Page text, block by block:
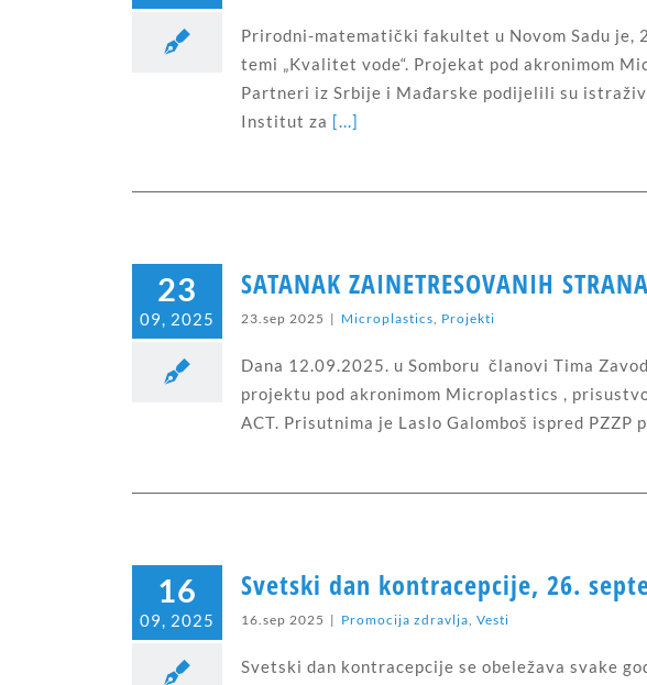
Prirodni-matematički fakultet u Novom Sadu je,
temi „Kvalitet vode“. Projekat pod akronimom
Partneri iz Srbije i Mađarske podijelili su
Institut za [...]
23
09, 2025
SATANAK ZAINETRESOVANIH
23.sep 2025 | Microplastics, Projekti
Dana 12.09.2025. u Somboru članovi Tima
projektu pod akronimom Microplastics ,
ACT. Prisutnima je Laslo Galomboš ispred
16
09, 2025
Svetski dan kontracepcije, 26.
16.sep 2025 | Promocija zdravlja, Vesti
Svetski dan kontracepcije se obeležava svake